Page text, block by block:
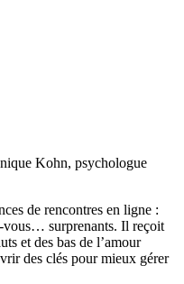
Kohn, psychologue
de rencontres en ligne :
vous… surprenants. Il reçoit
et des bas de l’amour
des clés pour mieux gérer